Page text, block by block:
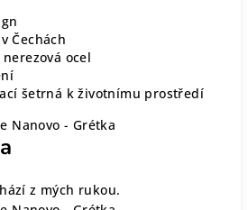
Čechách
ocel
šetrná k životnímu prostředí
z mých rukou.